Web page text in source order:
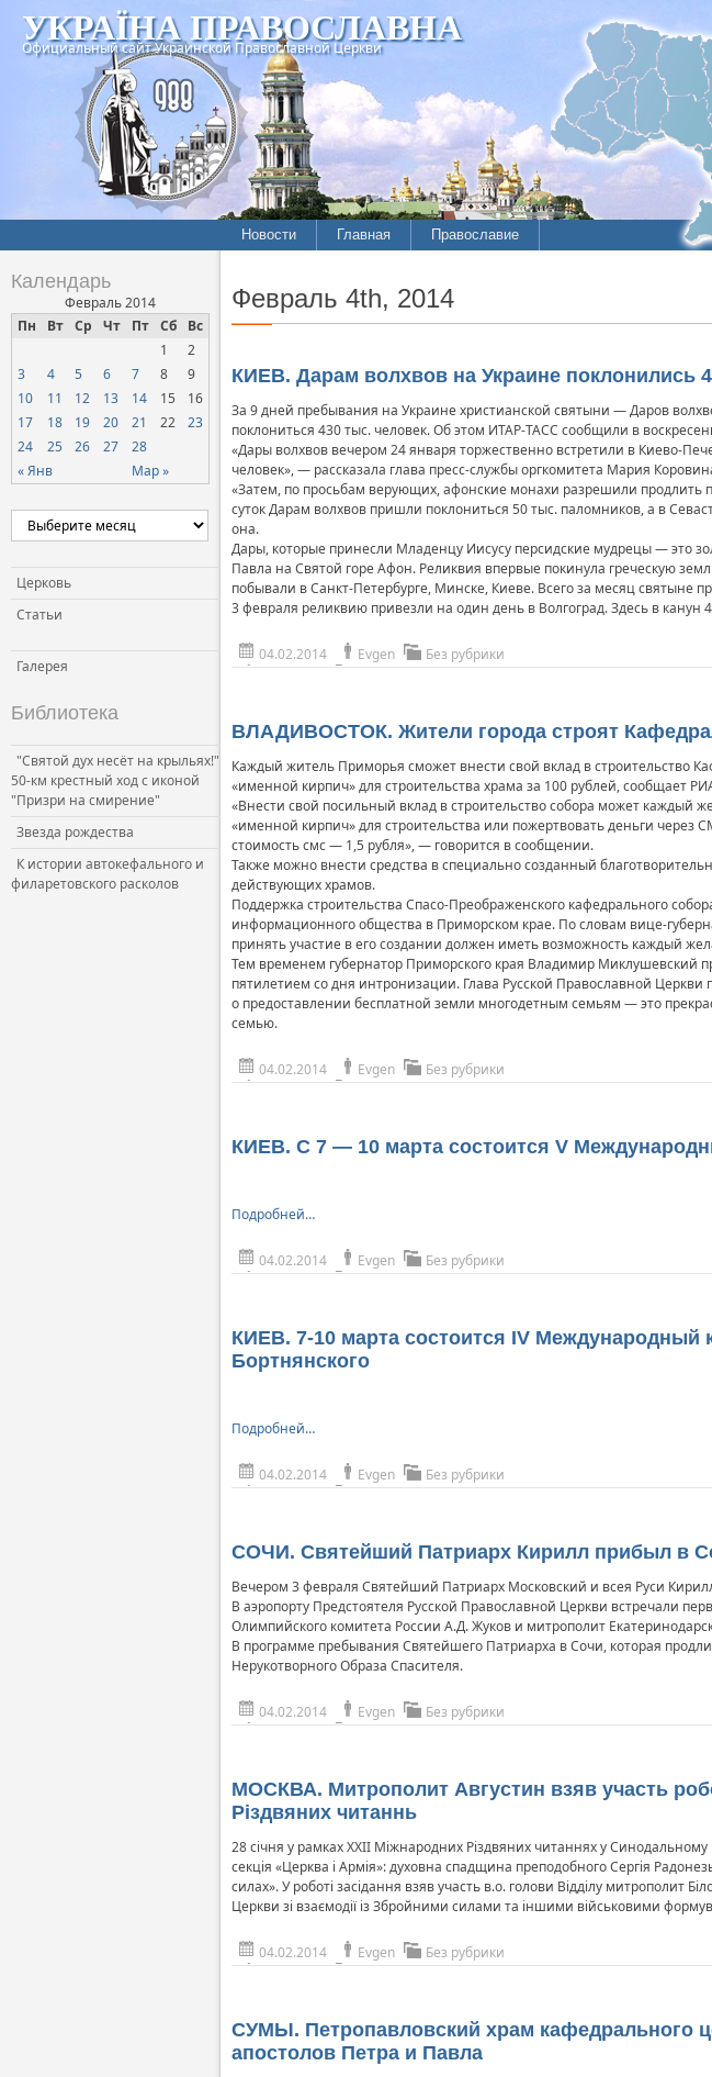
УКРАЇНА ПРАВОСЛАВНА
Официальный сайт Украинской Православной Церкви
Новости Главная Православие
Календарь
Февраль 2014
Пн
Вт Ср Чт Пт Сб Вс
« Янв Мар »
1
2
3
4 5 6 7 8
9
10
11 12 13 14 15
16
17
18 19 20 21 22
23
24
25 26 27 28
Церковь
Статьи
Галерея
Библиотека
"Святой дух несёт на крыльях!"
50-км крестный ход с иконой
"Призри на смирение"
Звезда рождества
К истории автокефального и
филаретовского расколов
Февраль 4th, 2014
КИЕВ. Дарам волхвов на Украине поклонились
За 9 дней пребывания на Украине христианской святыни — Даров
поклониться 430 тыс. человек. Об этом ИТАР-ТАСС сообщили в
«Дары волхвов вечером 24 января торжественно встретили в Киево-
человек», — рассказала глава пресс-службы оргкомитета Мария
«Затем, по просьбам верующих, афонские монахи разрешили
суток Дарам волхвов пришли поклониться 50 тыс. паломников, а в
она.
Дары, которые принесли Младенцу Иисусу персидские мудрецы — это
Павла на Святой горе Афон. Реликвия впервые покинула греческую
побывали в Санкт-Петербурге, Минске, Киеве. Всего за месяц святыне
3 февраля реликвию привезли на один день в Волгоград. Здесь в
04.02.2014 Evgen Без рубрики
ВЛАДИВОСТОК. Жители города строят
Каждый житель Приморья сможет внести свой вклад в строительство
«именной кирпич» для строительства храма за 100 рублей, сообщает
«Внести свой посильный вклад в строительство собора может
«именной кирпич» для строительства или пожертвовать деньги через
стоимость смс — 1,5 рубля», — говорится в сообщении.
Также можно внести средства в специально созданный
действующих храмов.
Поддержка строительства Спасо-Преображенского кафедрального
информационного общества в Приморском крае. По словам вице-
принять участие в его создании должен иметь возможность каждый
Тем временем губернатор Приморского края Владимир Миклушевский
пятилетием со дня интронизации. Глава Русской Православной Церкви
о предоставлении бесплатной земли многодетным семьям — это
семью.
04.02.2014 Evgen Без рубрики
КИЕВ. C 7 — 10 марта состоится V
Подробней…
04.02.2014 Evgen Без рубрики
КИЕВ. 7-10 марта состоится ІV
Бортнянского
Подробней…
04.02.2014 Evgen Без рубрики
СОЧИ. Святейший Патриарх Кирилл прибыл в
Вечером 3 февраля Святейший Патриарх Московский и всея Руси
В аэропорту Предстоятеля Русской Православной Церкви встречали
Олимпийского комитета России А.Д. Жуков и митрополит
В программе пребывания Святейшего Патриарха в Сочи, которая
Нерукотворного Образа Спасителя.
04.02.2014 Evgen Без рубрики
МОСКВА. Митрополит Августин взяв участь
Різдвяних читаннь
28 січня у рамках XXII Міжнародних Різдвяних читаннях у
секція «Церква і Армія»: духовна спадщина преподобного Сергія
силах». У роботі засідання взяв участь в.о. голови Відділу митрополит
Церкви зі взаємодії із Збройними силами та іншими військовими
04.02.2014 Evgen Без рубрики
СУМЫ. Петропавловский храм кафедрального
апостолов Петра и Павла